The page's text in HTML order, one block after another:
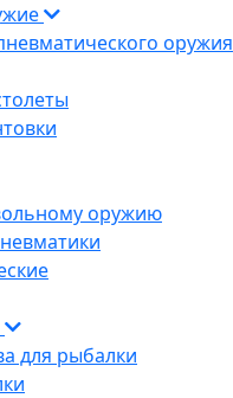
оружия
оружию
для рыбалки